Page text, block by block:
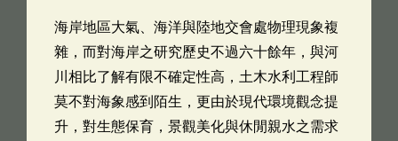
海岸地區大氣、海洋與陸地交會處物理現象複
雜，而對海岸之研究歷史不過六十餘年，與河
川相比了解有限不確定性高，土木水利工程師
莫不對海象感到陌生，更由於現代環境觀念提
升，對生態保育，景觀美化與休閒親水之需求